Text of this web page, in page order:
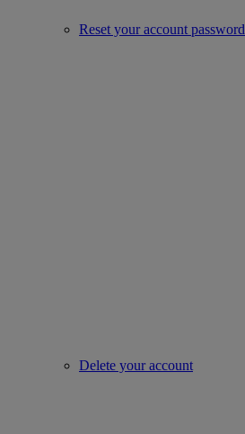
Reset your account password
Delete your account